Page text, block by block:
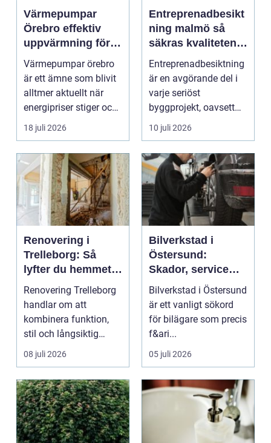
Värmepumpar
Örebro effektiv
uppvärmning för
hus och
fastigheter
Värmepumpar örebro
är ett ämne som blivit
alltmer aktuellt när
energipriser stiger och
fler vill sän...
18 juli 2026
Entreprenadbesikt
ning malmö så
säkras kvaliteten i
byggprojekt
Entreprenadbesiktning
är en avgörande del i
varje seriöst
byggprojekt, oavsett
om det handlar om en
10 juli 2026
Renovering i
Trelleborg: Så
lyfter du hemmet
på ett smart sätt
Renovering Trelleborg
handlar om att
kombinera funktion,
stil och långsiktig
ekonomi i samma p...
08 juli 2026
Bilverkstad i
Östersund:
Skador, service
och smarta val för
din bil
Bilverkstad i Östersund
är ett vanligt sökord
för bilägare som precis
f&ari...
05 juli 2026